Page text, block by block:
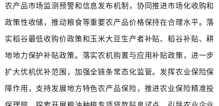
农产品市场监测预警和信息发布机制，协同推进市场化收购和
政策性收储，推动粮食等重要农产品价格保持在合理水平。落
实稻谷最低收购价政策和玉米大豆生产者补贴、稻谷补贴、耕
地地力保护补贴政策。落实农机购置与应用补贴政策，进一步
扩大优机优补范围，加强全链条常态化监管。发挥农业保险保
障作用，支持发展地方特色农产品保险，推进农业保险精准投